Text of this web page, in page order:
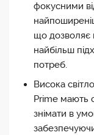
фокусними
що дозволяє
найбільш
потреб.
Висока
Prime мають
знімати в